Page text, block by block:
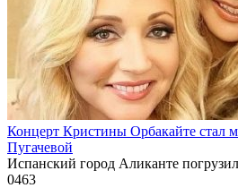
Концерт Кристины Орбакайте стал
Пугачевой
Испанский город Аликанте
0463